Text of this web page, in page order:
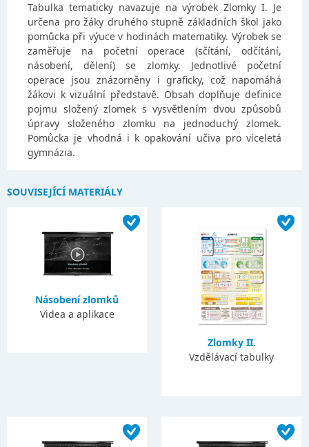
Tabulka tematicky navazuje na výrobek Zlomky I. Je
určena pro žáky druhého stupně základních škol jako
pomůcka při výuce v hodinách matematiky. Výrobek se
zaměřuje na početní operace (sčítání, odčítání,
násobení, dělení) se zlomky. Jednotlivé početní
operace jsou znázorněny i graficky, což napomáhá
žákovi k vizuální představě. Obsah doplňuje definice
pojmu složený zlomek s vysvětlením dvou způsobů
úpravy složeného zlomku na jednoduchý zlomek.
Pomůcka je vhodná i k opakování učiva pro víceletá
gymnázia.
SOUVISEJÍCÍ MATERIÁLY
Násobení zlomků
Videa a aplikace
Zlomky II.
Vzdělávací tabulky